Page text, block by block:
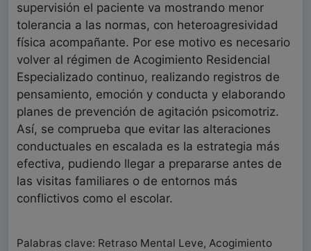
supervisión el paciente va mostrando menor
tolerancia a las normas, con heteroagresividad
física acompañante. Por ese motivo es necesario
volver al régimen de Acogimiento Residencial
Especializado continuo, realizando registros de
pensamiento, emoción y conducta y elaborando
planes de prevención de agitación psicomotriz.
Así, se comprueba que evitar las alteraciones
conductuales en escalada es la estrategia más
efectiva, pudiendo llegar a prepararse antes de
las visitas familiares o de entornos más
conflictivos como el escolar.
Palabras clave: Retraso Mental Leve, Acogimiento